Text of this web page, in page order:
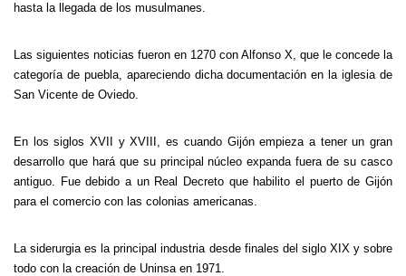
hasta la llegada de los musulmanes.
Las siguientes noticias fueron en 1270 con Alfonso X, que le concede la
categoría de puebla, apareciendo dicha documentación en la iglesia de
San Vicente de Oviedo.
En los siglos XVII y XVIII, es cuando Gijón empieza a tener un gran
desarrollo que hará que su principal núcleo expanda fuera de su casco
antiguo. Fue debido a un Real Decreto que habilito el puerto de Gijón
para el comercio con las colonias americanas.
La siderurgia es la principal industria desde finales del siglo XIX y sobre
todo con la creación de Uninsa en 1971.